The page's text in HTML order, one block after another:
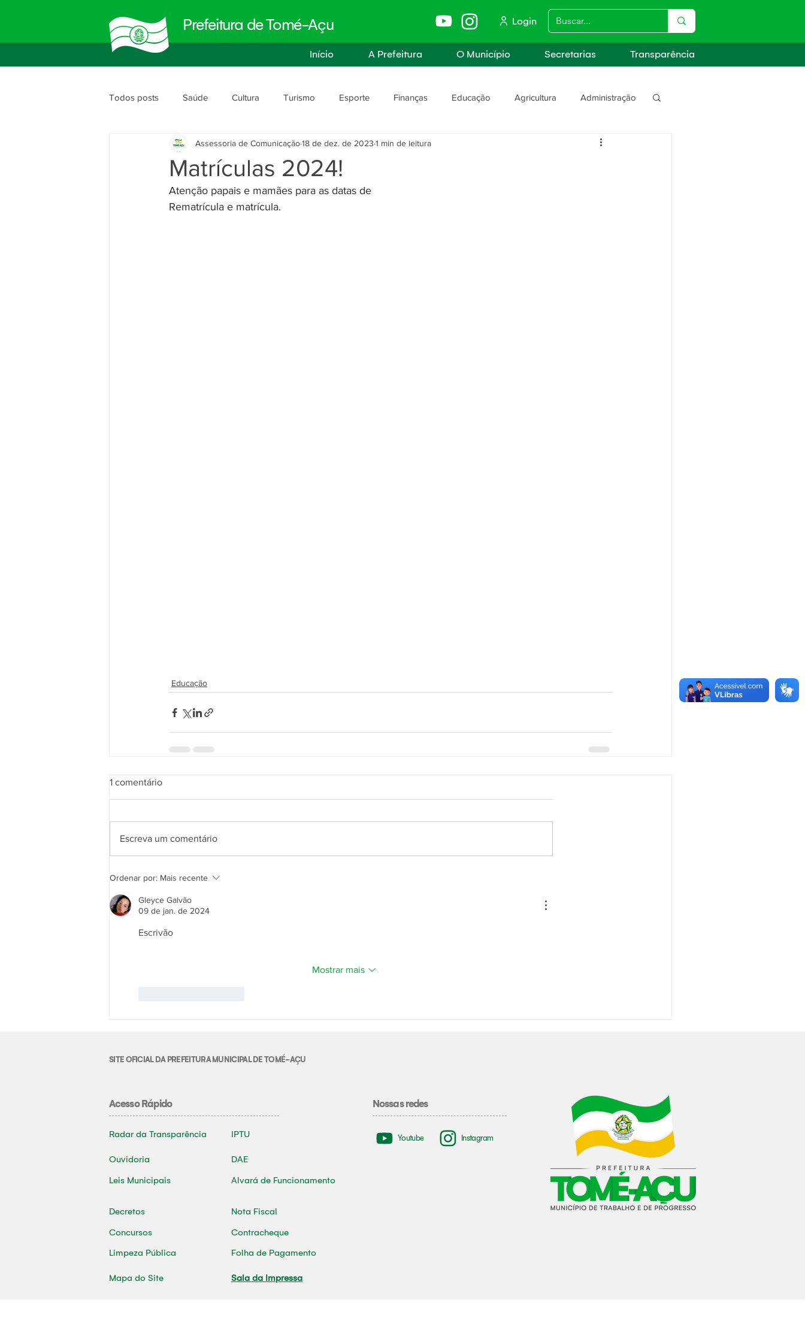
Prefeitura de Tomé-Açu Login
Início A Prefeitura O Município Secretarias Transparência
Todos posts Saúde Cultura Turismo Esporte Finanças Educação Agricultura Administração
Meio Ambiente Obras e Urbanismo Assistência Social e Trabalho
Planejamento e Gestão segurança Segurança Pública
Matrículas 2024!
Assessoria de Comunicação18 de dez. de 2023 1 min de leitura
Atenção papais e mamães para as datas de
Rematrícula e matrícula.
Educação
1 comentário
Escreva um comentário
Ordenar por: Mais recente
Gleyce Galvão
09 de jan. de 2024
Escrivão
Mostrar mais
SITE OFICIAL DA PREFEITURA MUNICIPAL DE TOMÉ-AÇU
Acesso Rápido
Radar da Transparência
Ouvidoria
Leis Municipais
Decretos
Concursos
Limpeza Pública
Mapa do Site
IPTU
DAE
Alvará de Funcionamento
Nota Fiscal
Contracheque
Folha de Pagamento
Sala da Impressa
Nossas redes
Youtube Instagram